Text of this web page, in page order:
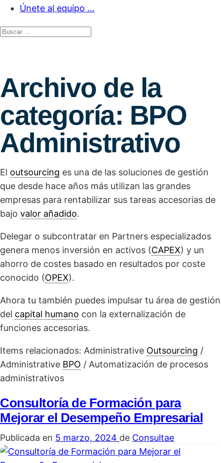
Únete al equipo …
Archivo de la
categoría: BPO
Administrativo
El outsourcing es una de las soluciones de gestión
que desde hace años más utilizan las grandes
empresas para rentabilizar sus tareas accesorias de
bajo valor añadido.
Delegar o subcontratar en Partners especializados
genera menos inversión en activos (CAPEX) y un
ahorro de costes basado en resultados por coste
conocido (OPEX).
Ahora tu también puedes impulsar tu área de gestión
del capital humano con la externalización de
funciones accesorias.
Items relacionados: Administrative Outsourcing /
Administrative BPO / Automatización de procesos
administrativos
Consultoría de Formación para
Mejorar el Desempeño Empresarial
Publicada en 5 marzo, 2024 de Consultae